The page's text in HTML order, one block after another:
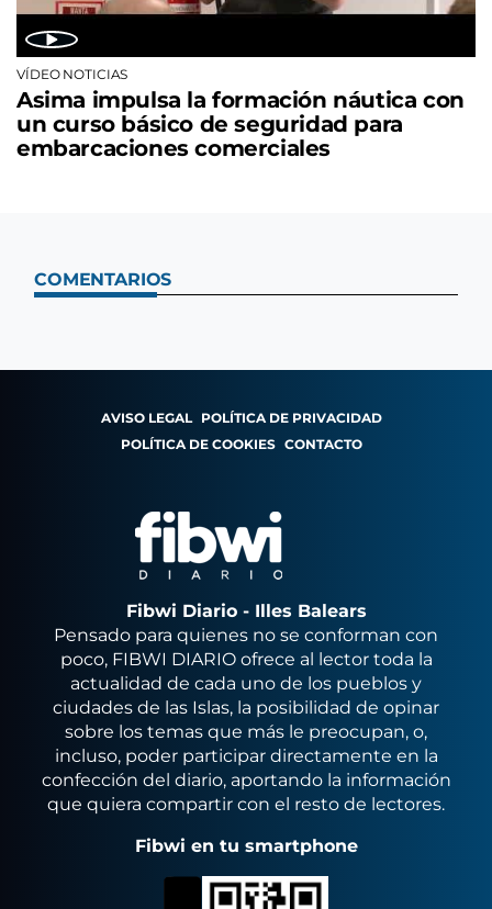
VÍDEO NOTICIAS
Asima impulsa la formación náutica con
un curso básico de seguridad para
embarcaciones comerciales
COMENTARIOS
AVISO LEGAL POLÍTICA DE PRIVACIDAD
POLÍTICA DE COOKIES CONTACTO
Fibwi Diario - Illes Balears
Pensado para quienes no se conforman con
poco, FIBWI DIARIO ofrece al lector toda la
actualidad de cada uno de los pueblos y
ciudades de las Islas, la posibilidad de opinar
sobre los temas que más le preocupan, o,
incluso, poder participar directamente en la
confección del diario, aportando la información
que quiera compartir con el resto de lectores.
Fibwi en tu smartphone